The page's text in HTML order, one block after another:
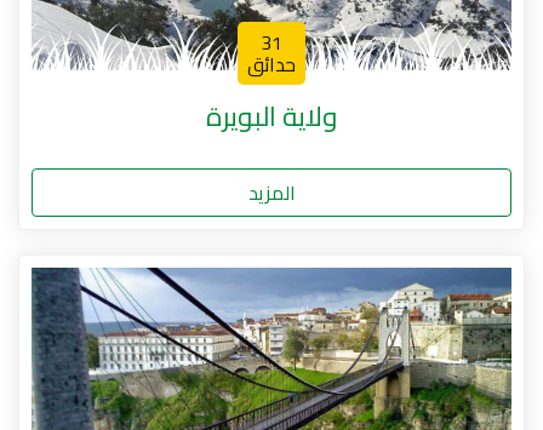
31
حدائق
ولاية البويرة
المزيد